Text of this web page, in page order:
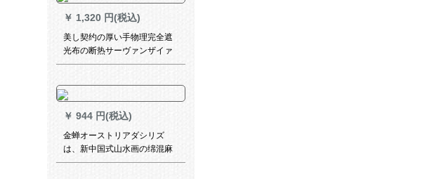
リップのリングがあります。
50个の纯304个の厚い手のス
ティンレット【100个の平た
いリフ】
￥ 1,320 円(税込)
美し契约の厚い手物理完全遮
光布の断热サーヴァンザイァ
ン断热した既制カーン遮光カ
工)3メトル幅x 2.7高一片
￥ 944 円(税込)
金蝉オーストリアダシリズ
は、新中国式山水画の绵混麻
混成ビング书房遮光カーン淡